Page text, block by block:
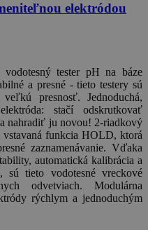
elektródou
tester pH na báze
a presné - tieto testery sú
presnosť. Jednoduchá,
stačí odskrutkovať
nahradiť ju novou! 2-riadkový
funkcia HOLD, ktorá
zaznamenávanie. Vďaka
automatická kalibrácia a
sú tieto vodotesné vreckové
odvetviach. Modulárna
rýchlym a jednoduchým